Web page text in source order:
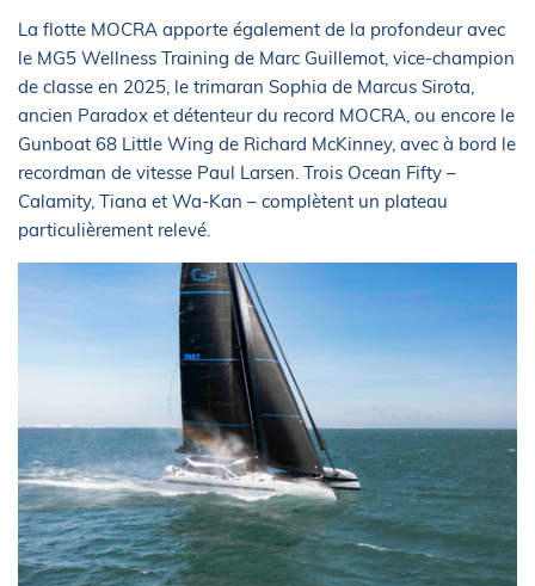
La flotte MOCRA apporte également de la profondeur avec
le MG5 Wellness Training de Marc Guillemot, vice-champion
de classe en 2025, le trimaran Sophia de Marcus Sirota,
ancien Paradox et détenteur du record MOCRA, ou encore le
Gunboat 68 Little Wing de Richard McKinney, avec à bord le
recordman de vitesse Paul Larsen. Trois Ocean Fifty –
Calamity, Tiana et Wa-Kan – complètent un plateau
particulièrement relevé.